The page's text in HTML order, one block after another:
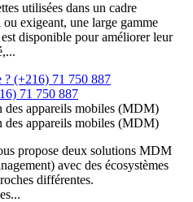
utilisées dans un cadre
exigeant, une large gamme
est disponible pour améliorer leur
? (+216) 71 750 887
71 750 887
des appareils mobiles (MDM)
des appareils mobiles (MDM)
propose deux solutions MDM
avec des écosystèmes
différentes.